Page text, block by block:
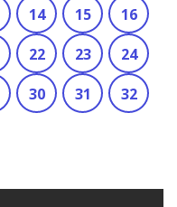
14 15
16
22 23
24
30 31
32